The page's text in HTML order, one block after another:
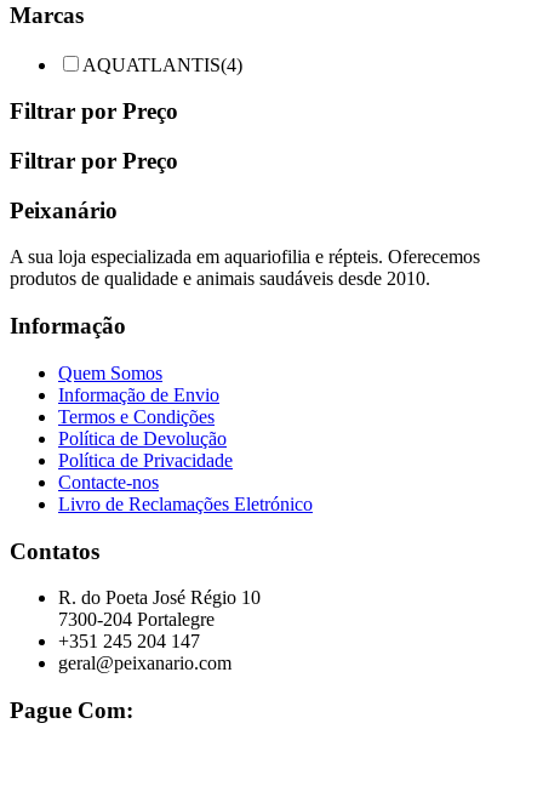
Marcas
AQUATLANTIS(4)
Filtrar por Preço
Filtrar por Preço
Peixanário
A sua loja especializada em aquariofilia e répteis. Oferecemos
produtos de qualidade e animais saudáveis desde 2010.
Informação
Quem Somos
Informação de Envio
Termos e Condições
Política de Devolução
Política de Privacidade
Contacte-nos
Livro de Reclamações Eletrónico
Contatos
R. do Poeta José Régio 10
7300-204 Portalegre
+351 245 204 147
geral@peixanario.com
Pague Com: